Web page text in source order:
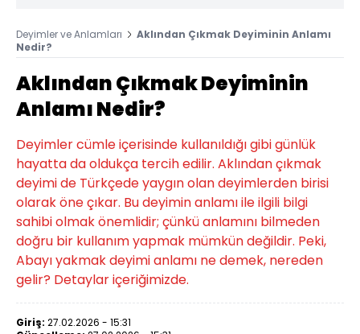
Deyimler ve Anlamları
Aklından Çıkmak Deyiminin Anlamı
Nedir?
Aklından Çıkmak Deyiminin
Anlamı Nedir?
Deyimler cümle içerisinde kullanıldığı gibi günlük
hayatta da oldukça tercih edilir. Aklından çıkmak
deyimi de Türkçede yaygın olan deyimlerden birisi
olarak öne çıkar. Bu deyimin anlamı ile ilgili bilgi
sahibi olmak önemlidir; çünkü anlamını bilmeden
doğru bir kullanım yapmak mümkün değildir. Peki,
Abayı yakmak deyimi anlamı ne demek, nereden
gelir? Detaylar içeriğimizde.
Giriş: 27.02.2026 - 15:31